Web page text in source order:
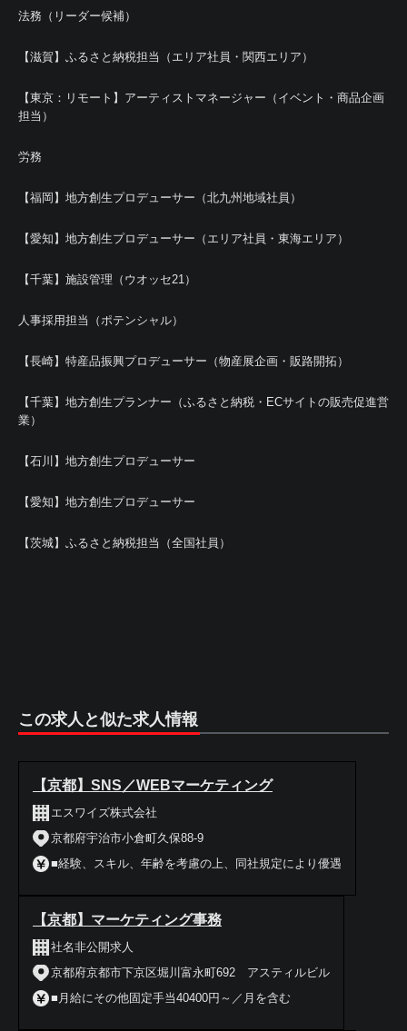
法務（リーダー候補）
【滋賀】ふるさと納税担当（エリア社員・関西エリア）
【東京：リモート】アーティストマネージャー（イベント・商品企画
担当）
労務
【福岡】地方創生プロデューサー（北九州地域社員）
【愛知】地方創生プロデューサー（エリア社員・東海エリア）
【千葉】施設管理（ウオッセ21）
人事採用担当（ポテンシャル）
【長崎】特産品振興プロデューサー（物産展企画・販路開拓）
【千葉】地方創生プランナー（ふるさと納税・ECサイトの販売促進営
業）
【石川】地方創生プロデューサー
【愛知】地方創生プロデューサー
【茨城】ふるさと納税担当（全国社員）
この求人と似た求人情報
【京都】SNS／WEBマーケティング
エスワイズ株式会社
京都府宇治市小倉町久保88-9
■経験、スキル、年齢を考慮の上、同社規定により優遇
【京都】マーケティング事務
社名非公開求人
京都府京都市下京区堀川富永町692 アスティルビル
■月給にその他固定手当40400円～／月を含む